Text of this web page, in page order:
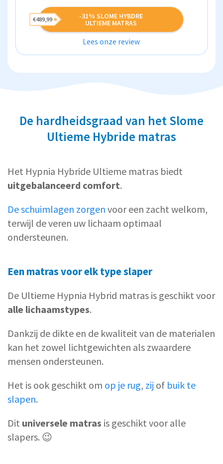
-31% SLOME HYBDRE
ULTIEME MATRAS
€489,99
Lees onze review
De hardheidsgraad van het Slome
Ultieme Hybride matras
Het Hypnia Hybride Ultieme matras biedt
uitgebalanceerd comfort.
De schuimlagen zorgen voor een zacht welkom,
terwijl de veren uw lichaam optimaal
ondersteunen.
Een matras voor elk type slaper
De Ultieme Hypnia Hybrid matras is geschikt voor
alle lichaamstypes.
Dankzij de dikte en de kwaliteit van de materialen
kan het zowel lichtgewichten als zwaardere
mensen ondersteunen.
Het is ook geschikt om op je rug, zij of buik te
slapen.
Dit universele matras is geschikt voor alle
slapers. 😉